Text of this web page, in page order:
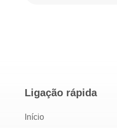
Ligação rápida
Início